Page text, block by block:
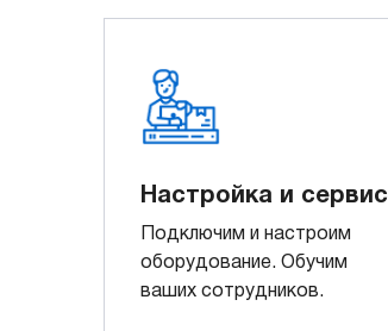
Настройка и сервис
Подключим и настроим
оборудование. Обучим
ваших сотрудников.